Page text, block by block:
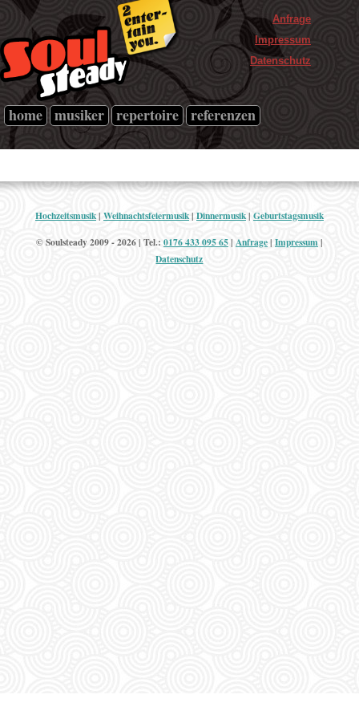
Anfrage
Impressum
Datenschutz
home musiker repertoire referenzen
Hochzeitsmusik| Weihnachtsfeiermusik| Dinnermusik| Geburtstagsmusik
© Soulsteady 2009 - 2026 | Tel.: 0176 433 095 65| Anfrage| Impressum|
Datenschutz